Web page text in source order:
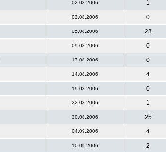
02.08.2006 1
03.08.2006 0
05.08.2006 23
09.08.2006 0
13.08.2006 0
14.08.2006 4
19.08.2006 0
22.08.2006 1
30.08.2006 25
04.09.2006 4
10.09.2006 2